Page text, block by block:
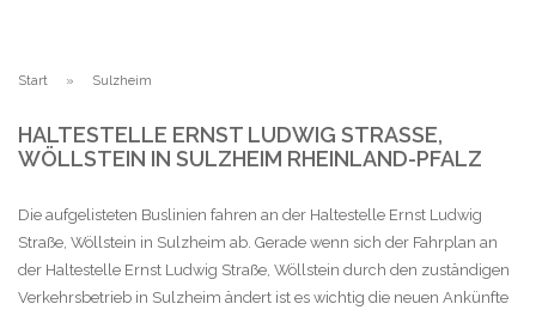
Start Sulzheim
HALTESTELLE ERNST LUDWIG STRASSE, W
ÖLLSTEIN IN SULZHEIM RHEINLAND-PFALZ
Die aufgelisteten Buslinien fahren an der Haltestelle Ernst Ludwig
Straße, Wöllstein in Sulzheim ab. Gerade wenn sich der Fahrplan an
der Haltestelle Ernst Ludwig Straße, Wöllstein durch den zuständigen
Verkehrsbetrieb in Sulzheim ändert ist es wichtig die neuen Ankünfte